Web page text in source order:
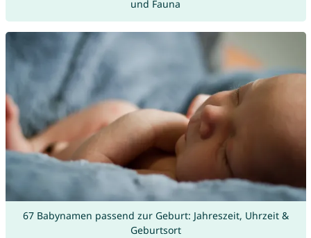
und Fauna
67 Babynamen passend zur Geburt: Jahreszeit, Uhrzeit &
Geburtsort